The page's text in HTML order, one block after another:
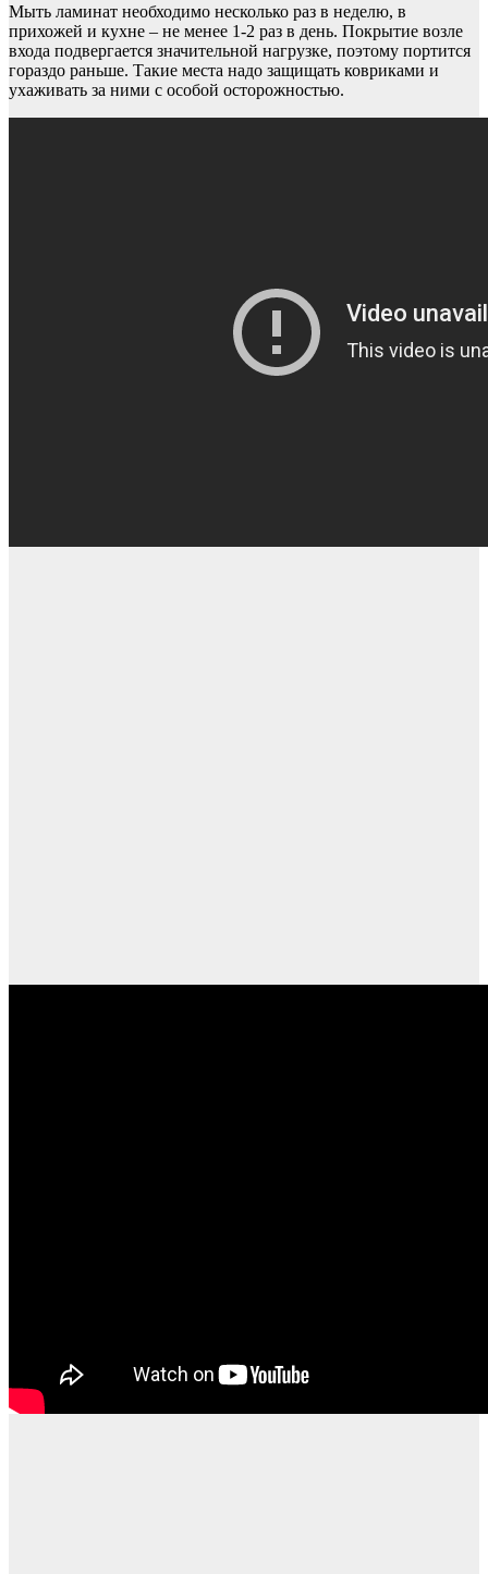
Мыть ламинат необходимо несколько раз в неделю, в
прихожей и кухне – не менее 1-2 раз в день. Покрытие возле
входа подвергается значительной нагрузке, поэтому портится
гораздо раньше. Такие места надо защищать ковриками и
ухаживать за ними с особой осторожностью.